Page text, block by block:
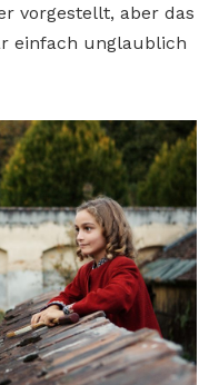
vorgestellt, aber das
einfach unglaublich